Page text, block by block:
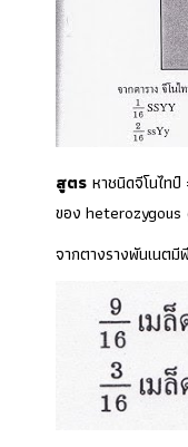
สูตร หาชนิดจีโนไทป์
ของ heterozygous
จากตางรางพันเนต